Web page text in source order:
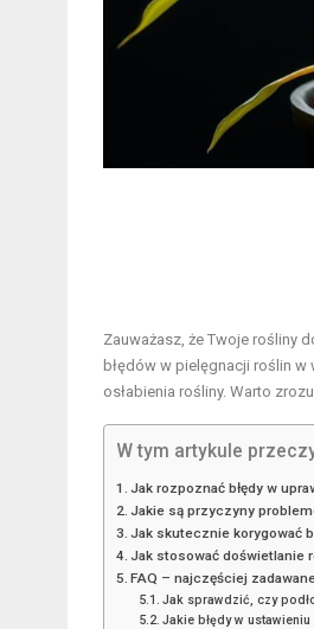
Zauważasz, że Twoje rośliny
błędów w pielęgnacji roślin
osłabienia rośliny. Warto
W tym artykule
Jak rozpoznać błędy w
Jakie są przyczyny
Jak skutecznie korygować
Jak stosować doświetlanie
FAQ – najczęściej
Jak sprawdzić, czy
Jakie błędy w